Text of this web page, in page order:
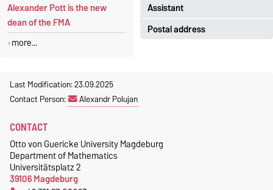
Alexander Pott is the new
dean of the FMA
more...
Assistant
Jeannette Polte
Postal address
39016 Magdeburg
Last Modification: 23.09.2025
Contact Person:
Alexandr Polujan
CONTACT
Otto von Guericke University Magdeburg
Department of Mathematics
Universitätsplatz 2
39106 Magdeburg